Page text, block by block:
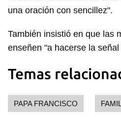
una oración con sencillez".
También insistió en que las
enseñen "a hacerse la
Temas
PAPA FRANCISCO